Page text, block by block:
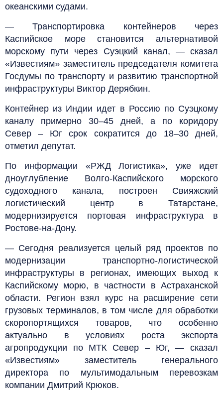
океанскими судами.
— Транспортировка контейнеров через
Каспийское море становится альтернативой
морскому пути через Суэцкий канал, — сказал
«Известиям» заместитель председателя комитета
Госдумы по транспорту и развитию транспортной
инфраструктуры Виктор Дерябкин.
Контейнер из Индии идет в Россию по Суэцкому
каналу примерно 30–45 дней, а по коридору
Север – Юг срок сократится до 18–30 дней,
отметил депутат.
По информации «РЖД Логистика», уже идет
дноуглубление Волго-Каспийского морского
судоходного канала, построен Свияжский
логистический центр в Татарстане,
модернизируется портовая инфраструктура в
Ростове-на-Дону.
— Сегодня реализуется целый ряд проектов по
модернизации транспортно-логистической
инфраструктуры в регионах, имеющих выход к
Каспийскому морю, в частности в Астраханской
области. Регион взял курс на расширение сети
грузовых терминалов, в том числе для обработки
скоропортящихся товаров, что особенно
актуально в условиях роста экспорта
агропродукции по МТК Север – Юг, — сказал
«Известиям» заместитель генерального
директора по мультимодальным перевозкам
компании Дмитрий Крюков.